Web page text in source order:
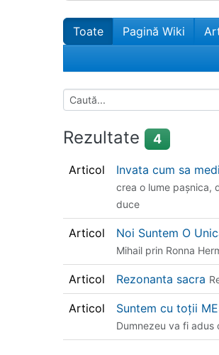
Toate Pagină Wiki
Rezultate 4
Articol Invata cum sa
crea o lume pașnica,
duce
Articol Noi Suntem O
Mihail prin Ronna
Articol Rezonanta sacra
Articol Suntem cu toţii
Dumnezeu va fi adus